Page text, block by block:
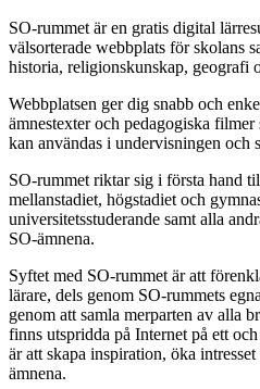
SO-rummet är en gratis digital
välsorterade webbplats för skolans
historia, religionskunskap, geografi
Webbplatsen ger dig snabb och
ämnestexter och pedagogiska
kan användas i undervisningen och
SO-rummet riktar sig i första hand
mellanstadiet, högstadiet och
universitetsstuderande samt alla
SO-ämnena.
Syftet med SO-rummet är att
lärare, dels genom SO-rummets
genom att samla merparten av alla
finns utspridda på Internet på ett
är att skapa inspiration, öka
ämnena.